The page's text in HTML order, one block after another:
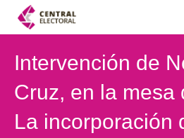
Intervención de
Cruz, en la mesa
La incorporación